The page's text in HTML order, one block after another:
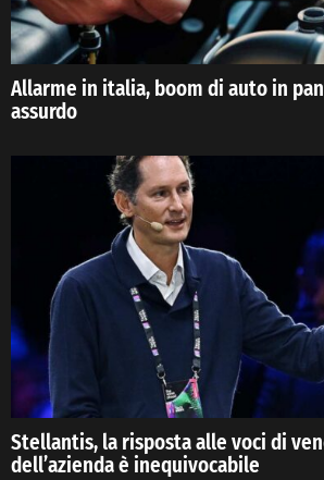
Allarme in italia, boom di auto in
assurdo
Stellantis, la risposta alle voci di
dell’azienda è inequivocabile